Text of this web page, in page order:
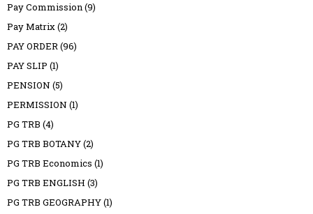
Pay Commission(9)
Pay Matrix(2)
PAY ORDER(96)
PAY SLIP (1)
PENSION (5)
PERMISSION (1)
PG TRB (4)
PG TRB BOTANY(2)
PG TRB Economics (1)
PG TRB ENGLISH (3)
PG TRB GEOGRAPHY(1)